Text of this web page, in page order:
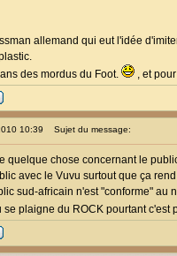
allemand qui eut l'idée
des mordus du Foot.
, et
10:39 Sujet du message:
quelque chose concernant le
avec le Vuvu surtout que ça
sud-africain n'est "conforme" au
se plaigne du ROCK pourtant c'est